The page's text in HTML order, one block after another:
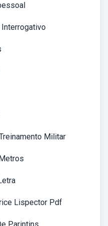
Interrogativo
Militar
Lispector Pdf